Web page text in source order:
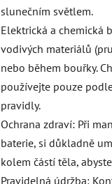
slunečním světlem.
Elektrická a chemická
vodivých materiálů
nebo během bouřky.
používejte pouze
pravidly.
Ochrana zdraví: Při
baterie, si důkladně
kolem částí těla,
Pravidelná údržba: